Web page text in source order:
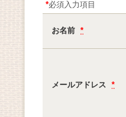
*必須入力項目
お名前 *
メールアドレス *